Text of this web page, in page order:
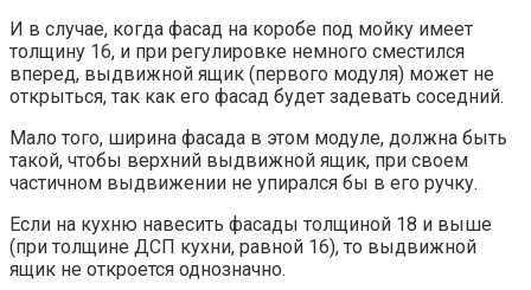
И в случае, когда фасад на коробе под мойку имеет
толщину 16, и при регулировке немного сместился
вперед, выдвижной ящик (первого модуля) может не
открыться, так как его фасад будет задевать соседний.
Мало того, ширина фасада в этом модуле, должна быть
такой, чтобы верхний выдвижной ящик, при своем
частичном выдвижении не упирался бы в его ручку.
Если на кухню навесить фасады толщиной 18 и выше
(при толщине ДСП кухни, равной 16), то выдвижной
ящик не откроется однозначно.